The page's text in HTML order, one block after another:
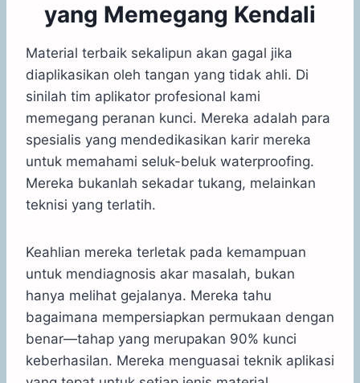
yang Memegang Kendali
Material terbaik sekalipun akan gagal jika
diaplikasikan oleh tangan yang tidak ahli. Di
sinilah tim aplikator profesional kami
memegang peranan kunci. Mereka adalah para
spesialis yang mendedikasikan karir mereka
untuk memahami seluk-beluk waterproofing.
Mereka bukanlah sekadar tukang, melainkan
teknisi yang terlatih.
Keahlian mereka terletak pada kemampuan
untuk mendiagnosis akar masalah, bukan
hanya melihat gejalanya. Mereka tahu
bagaimana mempersiapkan permukaan dengan
benar—tahap yang merupakan 90% kunci
keberhasilan. Mereka menguasai teknik aplikasi